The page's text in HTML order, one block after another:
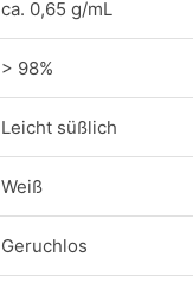
ca. 0,65 g/mL
> 98%
Leicht süßlich
Weiß
Geruchlos